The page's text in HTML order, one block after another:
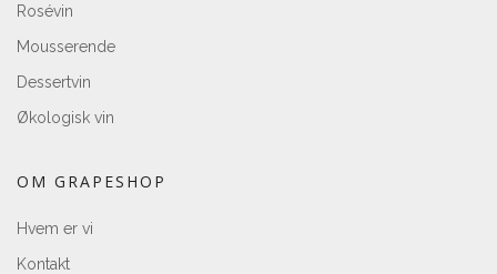
Rosévin
Mousserende
Dessertvin
Økologisk vin
OM GRAPESHOP
Hvem er vi
Kontakt